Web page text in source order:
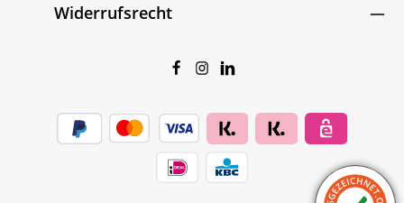
Widerrufsrecht